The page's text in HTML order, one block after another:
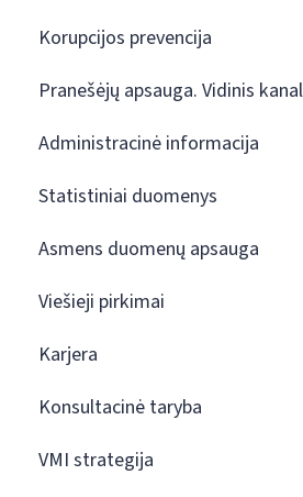
Korupcijos prevencija
Pranešėjų apsauga. Vidinis
Administracinė informacija
Statistiniai duomenys
Asmens duomenų apsauga
Viešieji pirkimai
Karjera
Konsultacinė taryba
VMI strategija